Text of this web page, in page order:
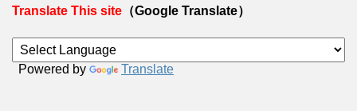
Translate This site （Google Translate）
Powered by Translate